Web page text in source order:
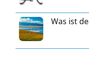
Was ist